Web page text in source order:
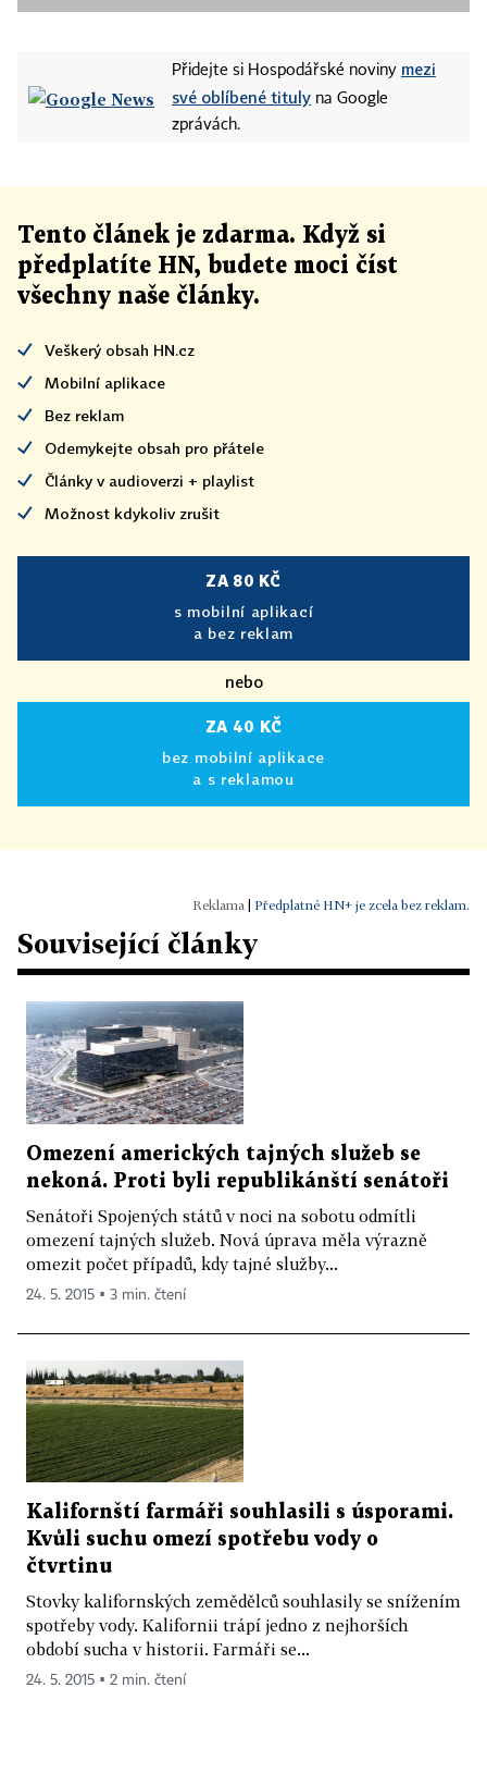
Přidejte si Hospodářské noviny mezi
své oblíbené tituly na Google
zprávách.
Tento článek je zdarma. Když si
předplatíte HN, budete moci číst
všechny naše články.
Veškerý obsah HN.cz
Mobilní aplikace
Bez reklam
Odemykejte obsah pro přátele
Články v audioverzi + playlist
Možnost kdykoliv zrušit
ZA 80 KČ
s mobilní aplikací
a bez reklam
nebo
ZA 40 KČ
bez mobilní aplikace
a s reklamou
Předplatné HN+ je zcela bez reklam.
Související články
Omezení amerických tajných služeb se
nekoná. Proti byli republikánští senátoři
Senátoři Spojených států v noci na sobotu odmítli
omezení tajných služeb. Nová úprava měla výrazně
omezit počet případů, kdy tajné služby...
24. 5. 2015 ▪ 3 min. čtení
Kalifornští farmáři souhlasili s úsporami.
Kvůli suchu omezí spotřebu vody o
čtvrtinu
Stovky kalifornských zemědělců souhlasily se snížením
spotřeby vody. Kalifornii trápí jedno z nejhorších
období sucha v historii. Farmáři se...
24. 5. 2015 ▪ 2 min. čtení